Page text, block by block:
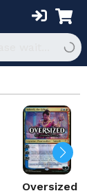
Oversized